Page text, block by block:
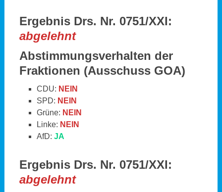
Ergebnis Drs. Nr. 0751/XXI:
abgelehnt
Abstimmungsverhalten der
Fraktionen (Ausschuss GOA)
CDU: NEIN
SPD: NEIN
Grüne: NEIN
Linke: NEIN
AfD: JA
Ergebnis Drs. Nr. 0751/XXI:
abgelehnt